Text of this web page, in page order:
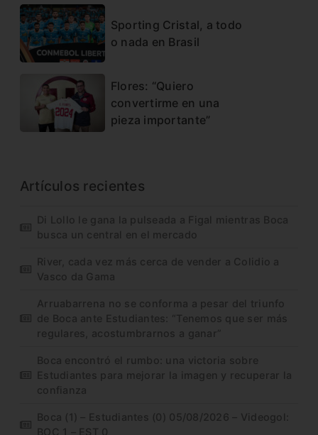
Sporting Cristal, a todo
o nada en Brasil
Flores: “Quiero
convertirme en una
pieza importante”
Artículos recientes
Di Lollo le gana la pulseada a Figal mientras Boca
busca un central en el mercado
River, cada vez más cerca de vender a Colidio a
Vasco da Gama
Arruabarrena no se conforma a pesar del triunfo
de Boca ante Estudiantes: “Tenemos que ser más
regulares, acostumbrarnos a ganar”
Boca encontró el rumbo: una victoria sobre
Estudiantes para mejorar la imagen y recuperar la
confianza
Boca (1) – Estudiantes (0) 05/08/2026 – Videogol:
BOC 1 – EST 0